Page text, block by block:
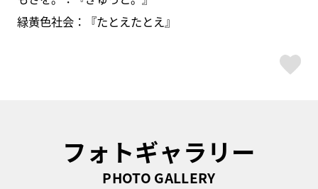
緑黄色社会：『たとえたとえ』
フォトギャラリー
PHOTO GALLERY